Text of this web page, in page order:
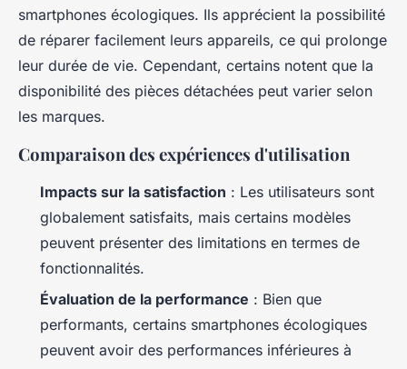
smartphones écologiques. Ils apprécient la possibilité
de réparer facilement leurs appareils, ce qui prolonge
leur durée de vie. Cependant, certains notent que la
disponibilité des pièces détachées peut varier selon
les marques.
Comparaison des expériences d'utilisation
Impacts sur la satisfaction : Les utilisateurs sont
globalement satisfaits, mais certains modèles
peuvent présenter des limitations en termes de
fonctionnalités.
Évaluation de la performance : Bien que
performants, certains smartphones écologiques
peuvent avoir des performances inférieures à